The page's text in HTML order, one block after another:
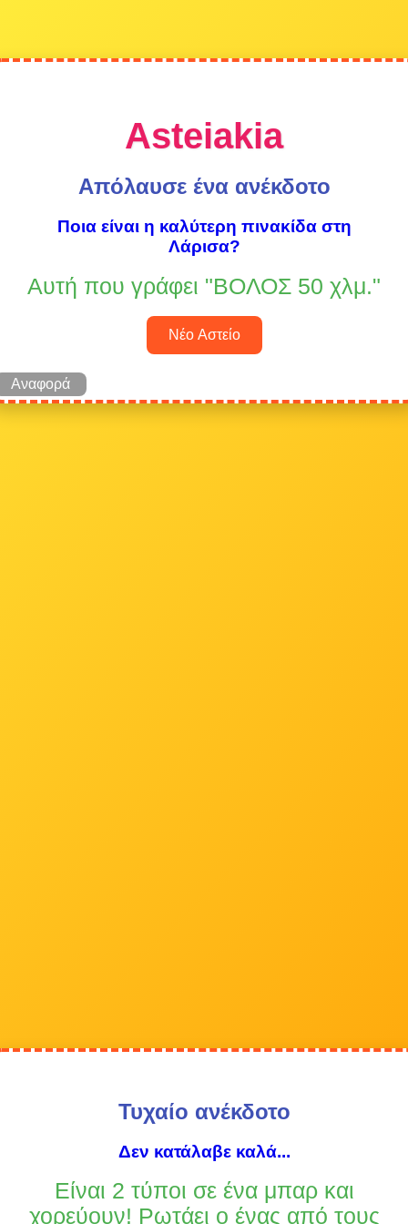
Asteiakia
Απόλαυσε ένα ανέκδοτο
Ποια είναι η καλύτερη πινακίδα στη
Λάρισα?
Αυτή που γράφει "ΒΟΛΟΣ 50 χλμ."
Νέο Αστείο
Αναφορά
Τυχαίο ανέκδοτο
Δεν κατάλαβε καλά...
Είναι 2 τύποι σε ένα μπαρ και
χορεύουν! Ρωτάει ο ένας από τους